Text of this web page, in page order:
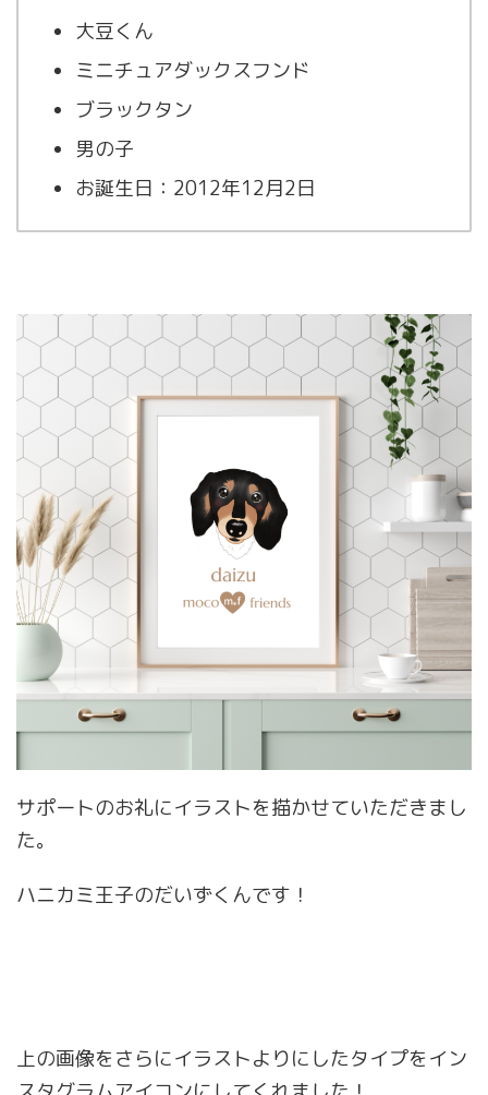
大豆くん
ミニチュアダックスフンド
ブラックタン
男の子
お誕生日：2012年12月2日
サポートのお礼にイラストを描かせていただきまし
た。
ハニカミ王子のだいずくんです！
上の画像をさらにイラストよりにしたタイプをイン